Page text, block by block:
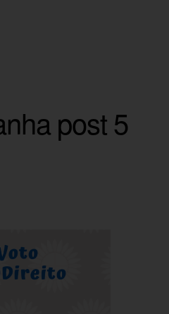
post 5